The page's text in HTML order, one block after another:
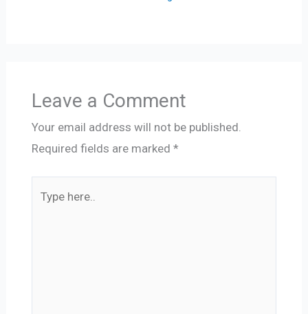
Leave a Comment
Your email address will not be published.
Required fields are marked *